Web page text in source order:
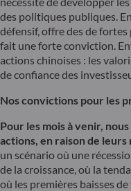
des politiques publiques.
défensif, offre des de fortes
fait une forte conviction.
actions chinoises : les
de confiance des
Nos convictions pour les
Pour les mois à venir,
actions, en raison de
un scénario où une
de la croissance, où la
où les premières baisses